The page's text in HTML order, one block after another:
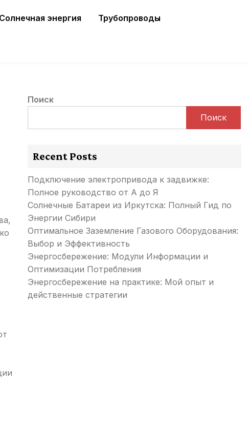
Солнечная энергия Трубопроводы
Поиск
Поиск
Recent Posts
Подключение электропривода к задвижке:
Полное руководство от А до Я
Солнечные Батареи из Иркутска: Полный Гид по
Энергии Сибири
Оптимальное Заземление Газового Оборудования:
Выбор и Эффективность
Энергосбережение: Модули Информации и
Оптимизации Потребления
Энергосбережение на практике: Мой опыт и
действенные стратегии